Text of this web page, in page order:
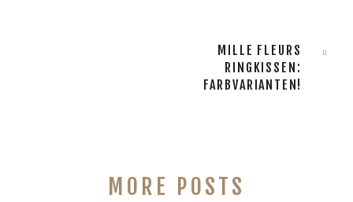
MILLE FLEURS
RINGKISSEN:
FARBVARIANTEN!
MORE POSTS